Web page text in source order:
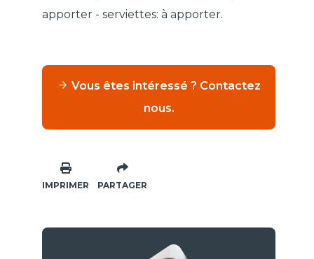
apporter - serviettes: à apporter.
nous.
IMPRIMER PARTAGER